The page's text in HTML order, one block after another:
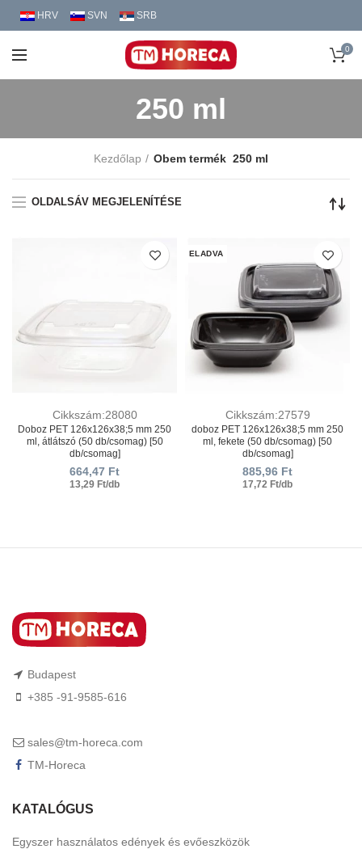
HRV SVN SRB
0
250 ml
Kezdőlap Obem termék 250 ml
OLDALSÁV MEGJELENÍTÉSE
Cikkszám:28080
Doboz PET 126х126х38;5 mm 250
ml, átlátszó (50 db/csomag) [50
db/csomag]
664,47 Ft
13,29 Ft/db
ELADVA
Cikkszám:27579
doboz PET 126х126х38;5 mm 250
ml, fekete (50 db/csomag) [50
db/csomag]
885,96 Ft
17,72 Ft/db
Budapest
+385 -91-9585-616
sales@tm-horeca.com
TM-Horeca
KATALÓGUS
Egyszer használatos edények és evőeszközök